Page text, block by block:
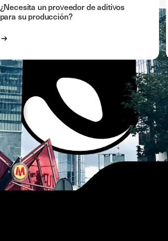
¿Necesita un proveedor de aditivos
para su producción?